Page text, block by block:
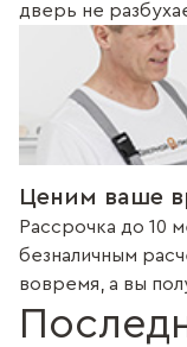
дверь не
Ценим ваше
Рассрочка до 10
безналичным
вовремя, а вы